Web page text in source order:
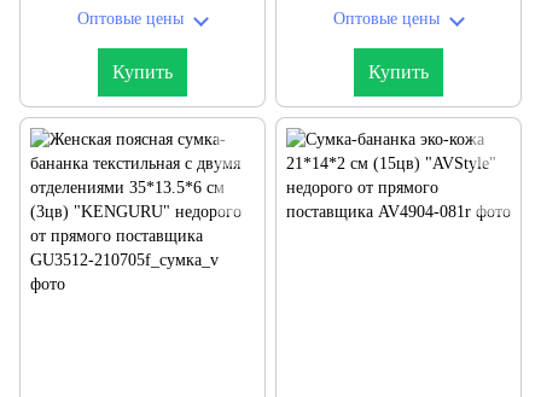
Оптовые цены
Купить
Оптовые цены
Купить